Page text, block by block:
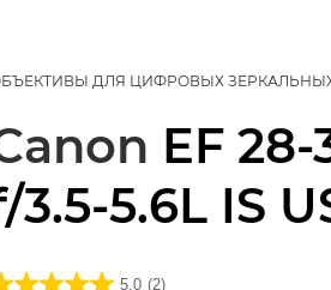
ДЛЯ ЦИФРОВЫХ
EF
3.5-5.6L IS
5.0 (2)